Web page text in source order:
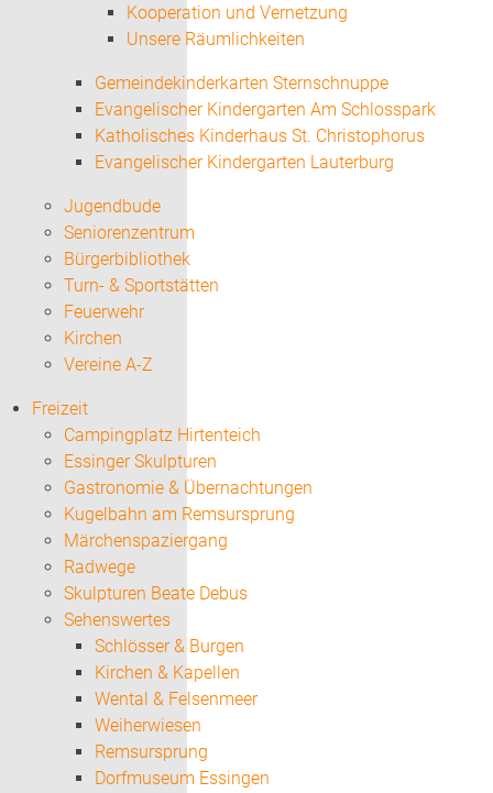
Kooperation und Vernetzung
Unsere Räumlichkeiten
Gemeindekinderkarten Sternschnuppe
Evangelischer Kindergarten Am Schlosspark
Katholisches Kinderhaus St. Christophorus
Evangelischer Kindergarten Lauterburg
Jugendbude
Seniorenzentrum
Bürgerbibliothek
Turn- & Sportstätten
Feuerwehr
Kirchen
Vereine A-Z
Freizeit
Campingplatz Hirtenteich
Essinger Skulpturen
Gastronomie & Übernachtungen
Kugelbahn am Remsursprung
Märchenspaziergang
Radwege
Skulpturen Beate Debus
Sehenswertes
Schlösser & Burgen
Kirchen & Kapellen
Wental & Felsenmeer
Weiherwiesen
Remsursprung
Dorfmuseum Essingen